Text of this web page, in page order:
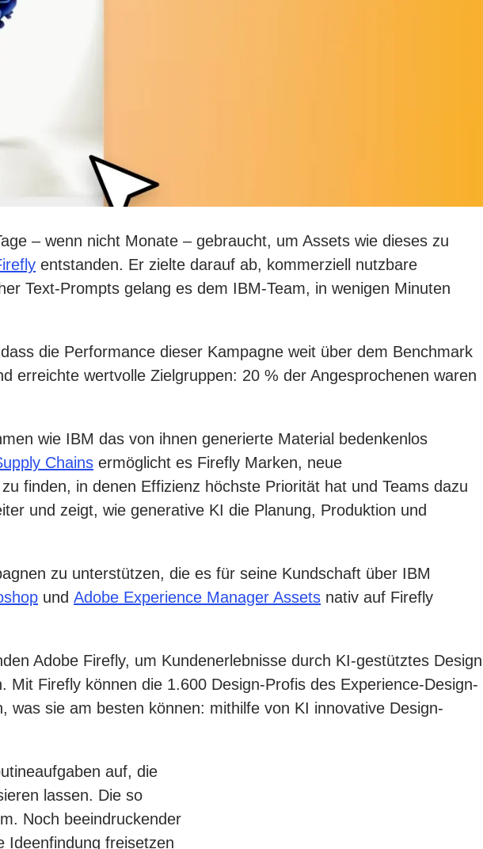
– wenn nicht Monate – gebraucht, um Assets wie dieses zu
entstanden. Er zielte darauf ab, kommerziell nutzbare
Text-Prompts gelang es dem IBM-Team, in wenigen Minuten
die Performance dieser Kampagne weit über dem Benchmark
erreichte wertvolle Zielgruppen: 20 % der Angesprochenen waren
wie IBM das von ihnen generierte Material bedenkenlos
Chains ermöglicht es Firefly Marken, neue
finden, in denen Effizienz höchste Priorität hat und Teams dazu
und zeigt, wie generative KI die Planung, Produktion und
zu unterstützen, die es für seine Kundschaft über IBM
und Adobe Experience Manager Assets nativ auf Firefly
Adobe Firefly, um Kundenerlebnisse durch KI-gestütztes Design
Firefly können die 1.600 Design-Profis des Experience-Design-
sie am besten können: mithilfe von KI innovative Design-
auf, die
lassen. Die so
Noch beeindruckender
Ideenfindung freisetzen